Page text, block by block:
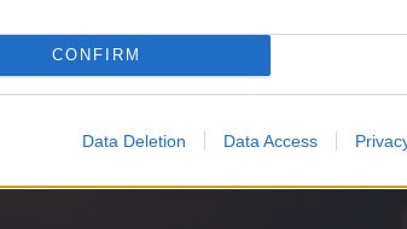
CONFIRM
Data Deletion Data Access